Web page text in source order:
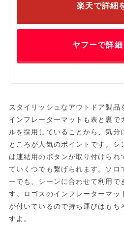
楽天で詳細
ヤフーで詳
スタイリッシュなアウトドア製品
インフレーターマットも表と裏で
ルを採用していることから、気分
ところが人気のポイントです。シ
は連結用のボタンが取り付けられ
ていくつでも繋げられます。ソロ
ーでも、シーンに合わせて利用で
す。ロゴスのインフレーターマッ
が付いているので持ち運びはもち
すよ。